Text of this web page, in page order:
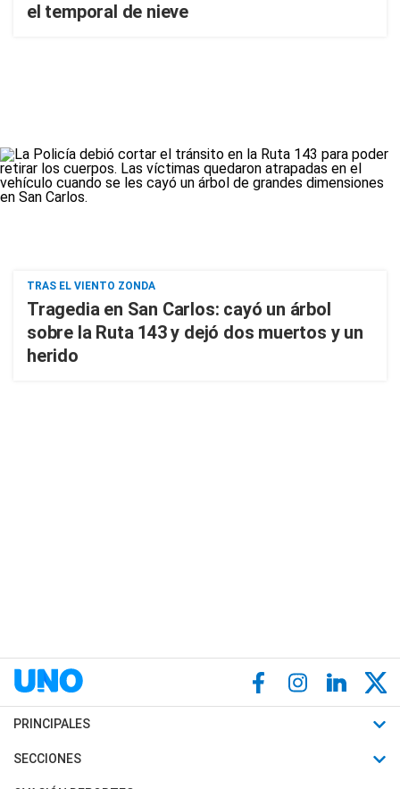
el temporal de nieve
TRAS EL VIENTO ZONDA
Tragedia en San Carlos: cayó un árbol
sobre la Ruta 143 y dejó dos muertos y un
herido
PRINCIPALES
Últimas Noticias
SECCIONES